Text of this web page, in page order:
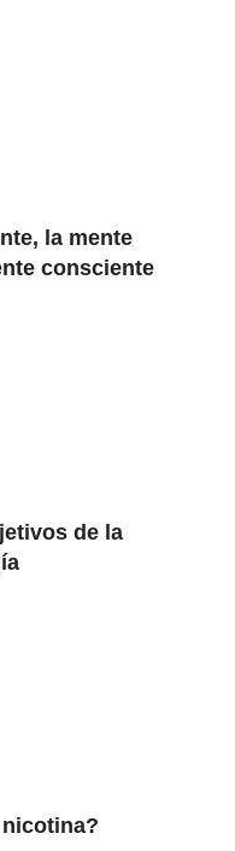
la mente
consciente
de la